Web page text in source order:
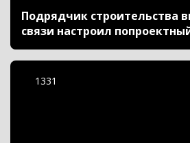
Подрядчик строительства
связи настроил
1331